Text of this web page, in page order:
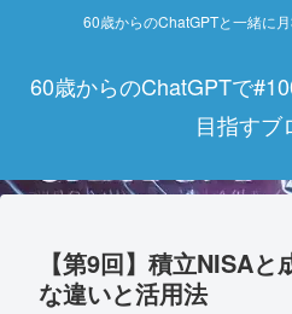
60歳からのChatGPTと一緒に
60歳からのChatGPTで
目指すブ
【第9回】積立NISA
な違いと活用法